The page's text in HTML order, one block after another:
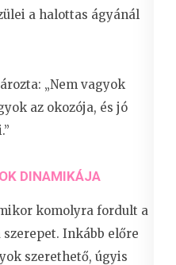
a halottas ágyánál
„Nem vagyok
az okozója, és jó
DINAMIKÁJA
komolyra fordult a
Inkább előre
szerethető, úgyis